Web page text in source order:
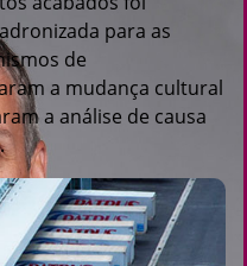
para as
de
a mudança cultural
a análise de causa